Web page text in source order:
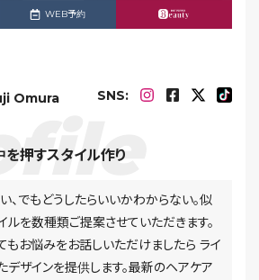
WEB予約
Omura SNS:
押すスタイル作り
、でもどうしたらいいかわからない。似
ルを数種類ご提案させていただきます。
もお悩みをお話しいただけましたら ライ
デザインを提供します。最新のヘアケア